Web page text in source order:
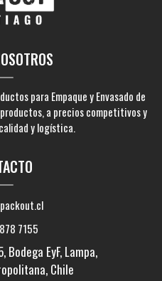
para Empaque y Envasado de
a precios competitivos y
y logística.
7155
EyF, Lampa,
Chile